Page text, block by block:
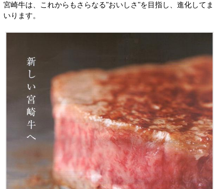
宮崎牛は、これからもさらなる"おいしさ"を目指し、進化してま
いります。